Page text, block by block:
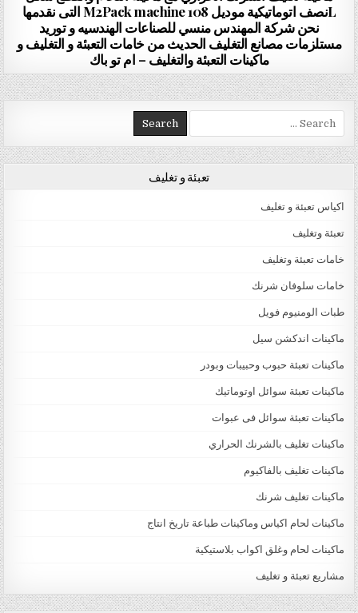
Lنصف اتوماتيكية موديل 108 M2Pack machine التى نقدمها
نحن شركة المهندس منسي للصناعات الهندسيه و توريد
مستلزمات مصانع التغليف الحديث من خامات التعبئة و التغليف و
ماكينات التعبئة والتغليف – ام تو باك
Search for:
تعبئة و تغليف
اكياس تعبئة و تغليف
تعبئة وتغليف
خامات تعبئة وتغليف
خامات سلوفان شرنك
طبات الومنيوم فويل
ماكينات اندكشن سيل
ماكينات تعبئة حبوب وحبيبات وبودر
ماكينات تعبئة سوائل اوتوماتيك
ماكينات تعبئة سوائل فى عبوات
ماكينات تغليف بالشرنك الحراري
ماكينات تغليف بالفاكيوم
ماكينات تغليف شرنك
ماكينات لحام اكياس وماكينات طباعة تاريخ انتاج
ماكينات لحام وغلق اكواب بلاستيكية
مشاريع تعبئة و تغليف